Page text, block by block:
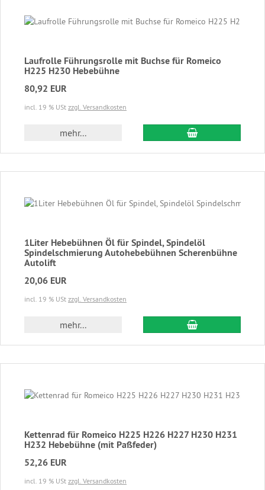
Laufrolle Führungsrolle mit Buchse für Romeico
H225 H230 Hebebühne
80,92 EUR
incl. 19 % USt zzgl. Versandkosten
mehr... In den
1Liter Hebebühnen Öl für Spindel, Spindelöl
Spindelschmierung Autohebebühnen Scherenbühne
Autolift
20,06 EUR
incl. 19 % USt zzgl. Versandkosten
mehr... In den
Kettenrad für Romeico H225 H226 H227 H230 H231
H232 Hebebühne (mit Paßfeder)
52,26 EUR
incl. 19 % USt zzgl. Versandkosten